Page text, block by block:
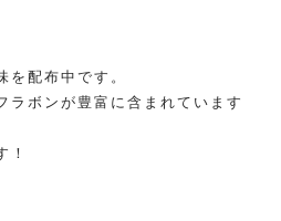
を配布中です。
ラボンが豊富に含まれています
！